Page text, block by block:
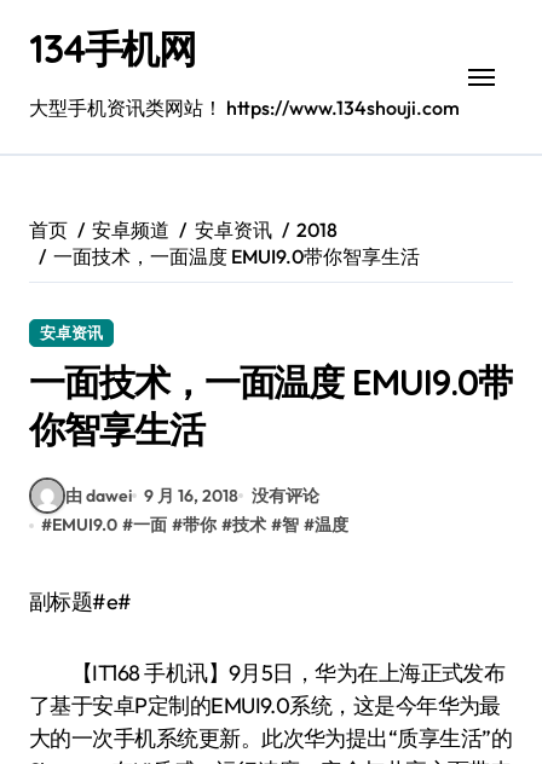
134手机网
大型手机资讯类网站！ https://www.134shouji.com
首页 安卓频道 安卓资讯
2018
一面技术，一面温度 EMUI9.0带你智享生活
安卓资讯
一面技术，一面温度 EMUI9.0带
你智享生活
由 dawei 9 月 16, 2018 没有评论
#EMUI9.0 #一面 #带你 #技术 #智 #温度
副标题#e#
【IT168 手机讯】9月5日，华为在上海正式发布
了基于安卓P定制的EMUI9.0系统，这是今年华为最
大的一次手机系统更新。此次华为提出“质享生活”的